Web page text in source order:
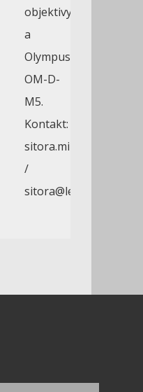
objektivy
a
Olympus
OM-D-
M5.
Kontakt:
/